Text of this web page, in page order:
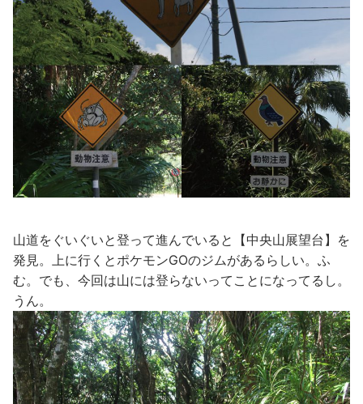
山道をぐいぐいと登って進んでいると【中央山展望台】を
発見。上に行くとポケモンGOのジムがあるらしい。ふ
む。でも、今回は山には登らないってことになってるし。
うん。